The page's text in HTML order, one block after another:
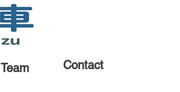
Team Contact